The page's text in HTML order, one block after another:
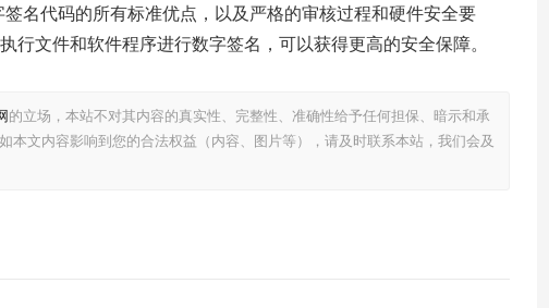
名代码的所有标准优点，以及严格的审核过程和硬件安全要
行文件和软件程序进行数字签名，可以获得更高的安全保障。
的立场，本站不对其内容的真实性、完整性、准确性给予任何担保、暗示和承
本文内容影响到您的合法权益（内容、图片等），请及时联系本站，我们会及